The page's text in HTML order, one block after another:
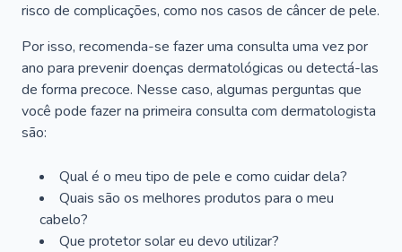
risco de complicações, como nos casos de câncer de pele.
Por isso, recomenda-se fazer uma consulta uma vez por
ano para prevenir doenças dermatológicas ou detectá-las
de forma precoce. Nesse caso, algumas perguntas que
você pode fazer na primeira consulta com dermatologista
são:
Qual é o meu tipo de pele e como cuidar dela?
Quais são os melhores produtos para o meu
cabelo?
Que protetor solar eu devo utilizar?